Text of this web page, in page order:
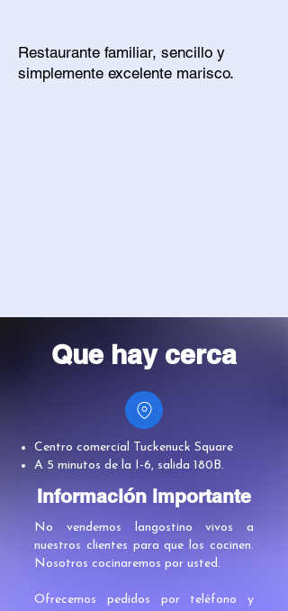
Restaurante familiar, sencillo y
simplemente excelente marisco.
Que hay cerca
Centro comercial Tuckenuck Square
A 5 minutos de la I-6, salida 180B.
Información importante
No vendemos langostino vivos a
nuestros clientes para que los cocinen.
Nosotros cocinaremos por usted.​
Ofrecemos pedidos por teléfono y